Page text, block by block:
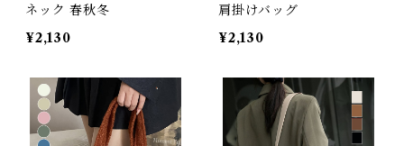
ネック 春秋冬
¥2,130
肩掛けバッグ
¥2,130